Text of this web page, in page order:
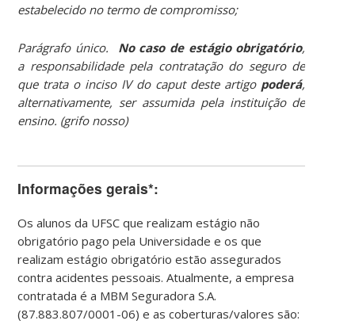
estabelecido no termo de compromisso;
Parágrafo único. No caso de estágio obrigatório,
a responsabilidade pela contratação do seguro de
que trata o inciso IV do caput deste artigo poderá,
alternativamente, ser assumida pela instituição de
ensino. (grifo nosso)
Informações gerais*:
Os alunos da UFSC que realizam estágio não
obrigatório pago pela Universidade e os que
realizam estágio obrigatório estão assegurados
contra acidentes pessoais. Atualmente, a empresa
contratada é a MBM Seguradora S.A.
(87.883.807/0001-06) e as coberturas/valores são: